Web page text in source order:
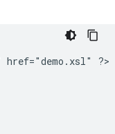
href="demo.xsl"
?>